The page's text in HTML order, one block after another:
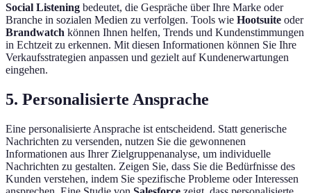
Social Listening bedeutet, die Gespräche über Ihre Marke oder
Branche in sozialen Medien zu verfolgen. Tools wie Hootsuite oder
Brandwatch können Ihnen helfen, Trends und Kundenstimmungen
in Echtzeit zu erkennen. Mit diesen Informationen können Sie Ihre
Verkaufsstrategien anpassen und gezielt auf Kundenerwartungen
eingehen.
5. Personalisierte Ansprache
Eine personalisierte Ansprache ist entscheidend. Statt generische
Nachrichten zu versenden, nutzen Sie die gewonnenen
Informationen aus Ihrer Zielgruppenanalyse, um individuelle
Nachrichten zu gestalten. Zeigen Sie, dass Sie die Bedürfnisse des
Kunden verstehen, indem Sie spezifische Probleme oder Interessen